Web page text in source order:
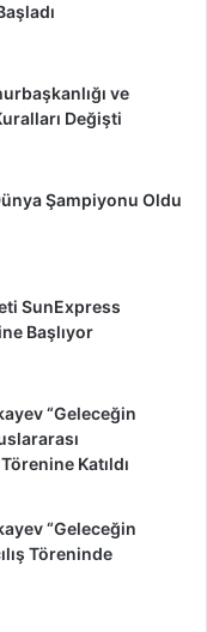
ve
Değişti
Şampiyonu Oldu
SunExpress
Başlıyor
“Geleceğin
Katıldı
“Geleceğin
Töreninde